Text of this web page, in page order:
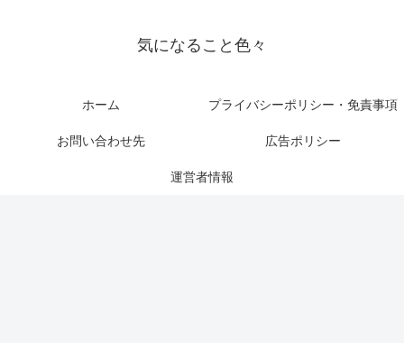
気になること色々
ホーム プライバシーポリシー・免責事項
お問い合わせ先 広告ポリシー
運営者情報